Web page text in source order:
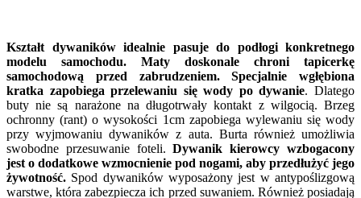
Kształt dywaników idealnie pasuje do podłogi konkretnego
modelu samochodu. Maty doskonale chroni tapicerkę
samochodową przed zabrudzeniem. Specjalnie wgłębiona
kratka zapobiega przelewaniu się wody po dywanie. Dlatego
buty nie są narażone na długotrwały kontakt z wilgocią. Brzeg
ochronny (rant) o wysokości 1cm zapobiega wylewaniu się wody
przy wyjmowaniu dywaników z auta. Burta również umożliwia
swobodne przesuwanie foteli.Dywanik kierowcy wzbogacony
jest o dodatkowe wzmocnienie pod nogami, aby przedłużyć jego
żywotność. Spod dywaników wyposażony jest w antypoślizgową
warstwe, która zabezpiecza ich przed suwaniem. Również posiadają